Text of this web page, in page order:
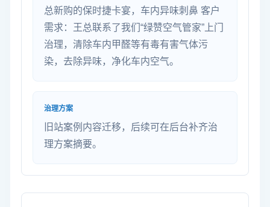
总新购的保时捷卡宴，车内异味刺鼻 客户
需求：王总联系了我们“绿赞空气管家”上门
治理，清除车内甲醛等有毒有害气体污
染，去除异味，净化车内空气。
治理方案
旧站案例内容迁移，后续可在后台补齐治
理方案摘要。